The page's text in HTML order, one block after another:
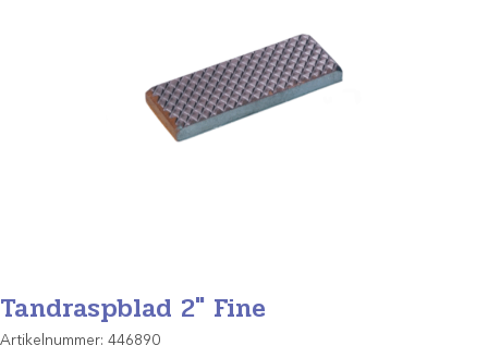
Tandraspblad 2″ Fine
Artikelnummer: 446890